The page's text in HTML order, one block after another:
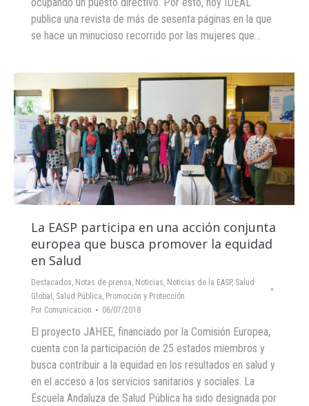
ocupando un puesto directivo. Por esto, hoy IDEAL
publica una revista de más de sesenta páginas en la que
se hace un minucioso recorrido por las mujeres que…
La EASP participa en una acción conjunta
europea que busca promover la equidad
en Salud
Destacados, Notas de prensa, Noticias, Noticias de la EASP, Salud
Global , Salud Pública, Promoción y Protección
Por Comunicacion 06/07/2018
El proyecto JAHEE, financiado por la Comisión Europea,
cuenta con la participación de 25 estados miembros y
busca contribuir a la equidad en los resultados en salud y
en el acceso a los servicios sanitarios y sociales. La
Escuela Andaluza de Salud Pública ha sido designada por